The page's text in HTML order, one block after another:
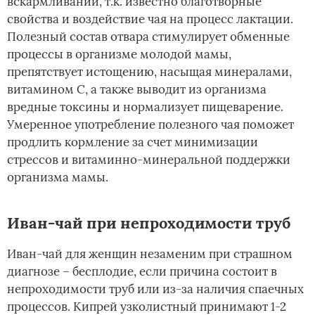
свойства и воздействие чая на процесс лактации.
Полезный состав отвара стимулирует обменные
процессы в организме молодой мамы,
препятствует истощению, насыщая минералами,
витамином С, а также выводит из организма
вредные токсины и нормализует пищеварение.
Умеренное употребление полезного чая поможет
продлить кормление за счет минимизации
стрессов и витаминно-минеральной поддержки
организма мамы.
Иван-чай при непроходимости труб
Иван-чай для женщин незаменим при страшном
диагнозе – бесплодие, если причина состоит в
непроходимости труб или из-за наличия спаечных
процессов. Кипрей узколистный принимают 1-2